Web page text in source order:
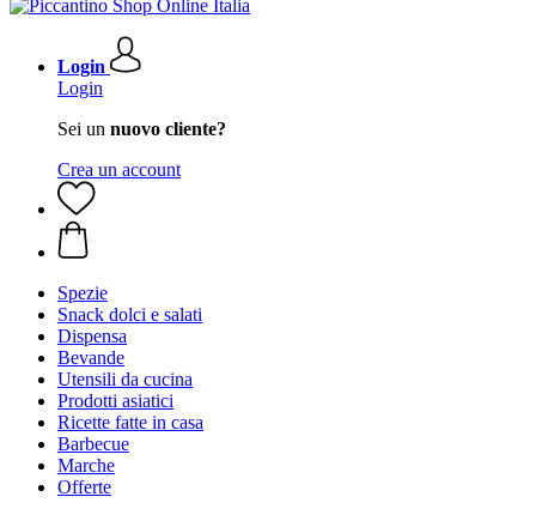
Login
Login
Sei un nuovo cliente?
Crea un account
Spezie
Snack dolci e salati
Dispensa
Bevande
Utensili da cucina
Prodotti asiatici
Ricette fatte in casa
Barbecue
Marche
Offerte